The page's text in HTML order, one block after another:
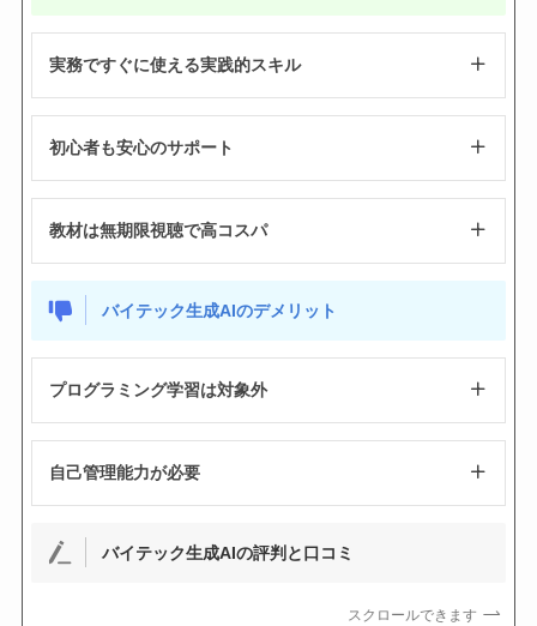
実務ですぐに使える実践的スキル
初心者も安心のサポート
教材は無期限視聴で高コスパ
バイテック生成AIのデメリット
プログラミング学習は対象外
自己管理能力が必要
バイテック生成AIの評判と口コミ
スクロールできます